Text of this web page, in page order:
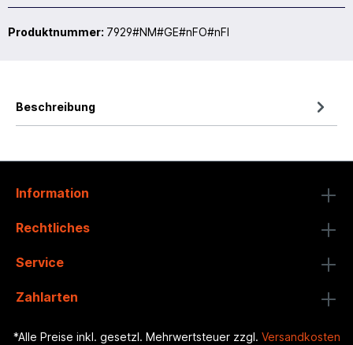
Produktnummer: 7929#NM#GE#nFO#nFI
Beschreibung
Information
Rechtliches
Service
Zahlarten
*Alle Preise inkl. gesetzl. Mehrwertsteuer zzgl. Versandkosten